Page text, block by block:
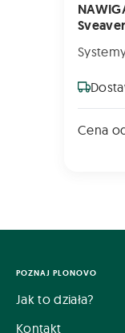
Cena
POZNAJ PLONOVO
Jak to działa?
Kontakt